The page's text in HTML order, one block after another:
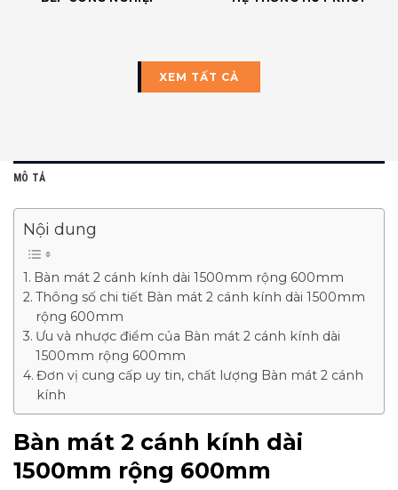
XEM TẤT CẢ
MÔ TẢ
Nội dung
Bàn mát 2 cánh kính dài 1500mm rộng 600mm
Thông số chi tiết Bàn mát 2 cánh kính dài 1500mm
rộng 600mm
Ưu và nhược điểm của Bàn mát 2 cánh kính dài
1500mm rộng 600mm
Đơn vị cung cấp uy tin, chất lượng Bàn mát 2 cánh
kính
Bàn mát 2 cánh kính dài
1500mm rộng 600mm